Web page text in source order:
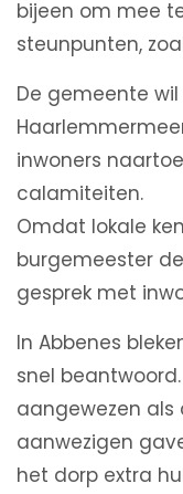
bijeen om mee
steunpunten,
De gemeente
inwoners
calamiteiten.
Omdat lokale
burgemeester
gesprek met
In Abbenes
snel
aangewezen als
aanwezigen
het dorp extra